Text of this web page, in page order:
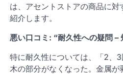
は、アセントストアの商品に
紹介します。
悪い口コミ: “耐久性への疑問 –
特に耐久性については、「2、
木の部分がなくなった。金属が